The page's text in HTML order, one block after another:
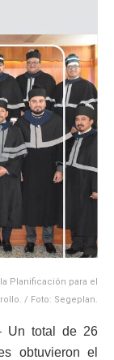
Planificación para el
/ Foto: Segeplan.
Un total de 26
obtuvieron el